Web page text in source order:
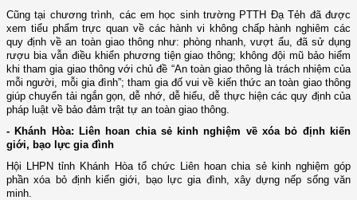
Cũng tại chương trình, các em học sinh trường PTTH Đạ Tẻh đã được
xem tiểu phẩm trực quan về các hành vi không chấp hành nghiêm các
quy định về an toàn giao thông như: phòng nhanh, vượt ẩu, đã sử dụng
rượu bia vẫn điều khiển phương tiện giao thông; không đội mũ bảo hiểm
khi tham gia giao thông với chủ đề “An toàn giao thông là trách nhiệm của
mỗi người, mỗi gia đình”; tham gia đố vui về kiến thức an toàn giao thông
giúp chuyển tải ngắn gọn, dễ nhớ, dễ hiểu, dễ thực hiện các quy định của
pháp luật về bảo đảm trật tự an toàn giao thông.
- Khánh Hòa: Liên hoan chia sẻ kinh nghiệm về xóa bỏ định kiến
giới, bạo lực gia đình
Hội LHPN tỉnh Khánh Hòa tổ chức Liên hoan chia sẻ kinh nghiệm góp
phần xóa bỏ định kiến giới, bạo lực gia đình, xây dựng nếp sống văn
minh.